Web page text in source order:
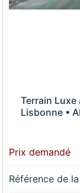
Terrain
Lisbonne •
Prix demandé
Référence de